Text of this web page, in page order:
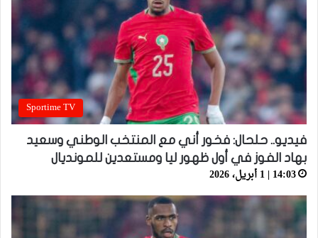
Sportime TV
فيديو.. حلحال: فخور أني مع المنتخب الوطني وسعيد
بهاد الفوز في أول ظهور ليا ومستعدين للمونديال
14:03 | 1 أبريل، 2026